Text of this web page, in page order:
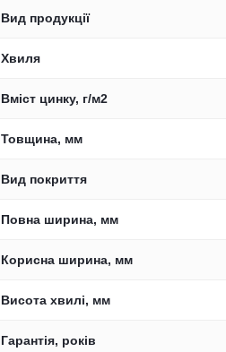
Вид продукції
Хвиля
Вміст цинку, г/м2
Товщина, мм
Вид покриття
Повна ширина, мм
Корисна ширина, мм
Висота хвилі, мм
Гарантія, років